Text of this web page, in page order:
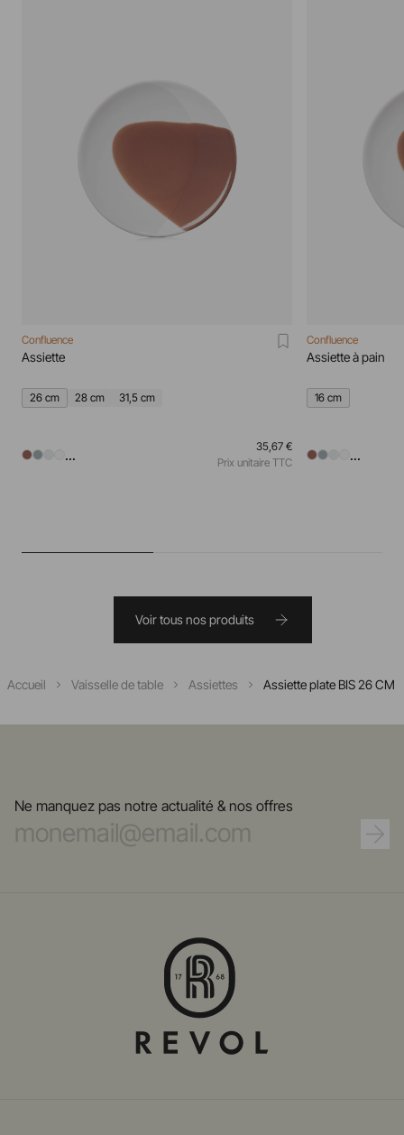
Confluence
Assiette
26 cm 28 cm 31,5 cm
...
35,67 €
Prix unitaire TTC
Confluence
Assiette à pain
16 cm
...
Voir tous nos produits
Accueil Vaisselle de table Assiettes Assiette plate BIS 26 CM
Ne manquez pas notre actualité & nos offres